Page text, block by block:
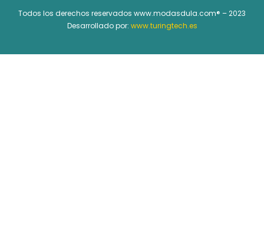
Todos los derechos reservados www.modasdula.com® – 2023
Desarrollado por: www.turingtech.es